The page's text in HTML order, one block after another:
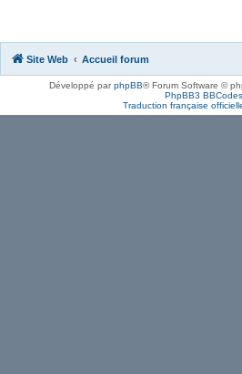
Site Web Accueil forum
Développé parphpBB® Forum Software ©
PhpBB3 BBCodes
Traduction française